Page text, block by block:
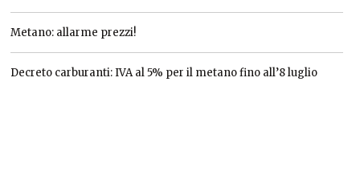
Metano: allarme prezzi!
Decreto carburanti: IVA al 5% per il metano fino all’8 luglio